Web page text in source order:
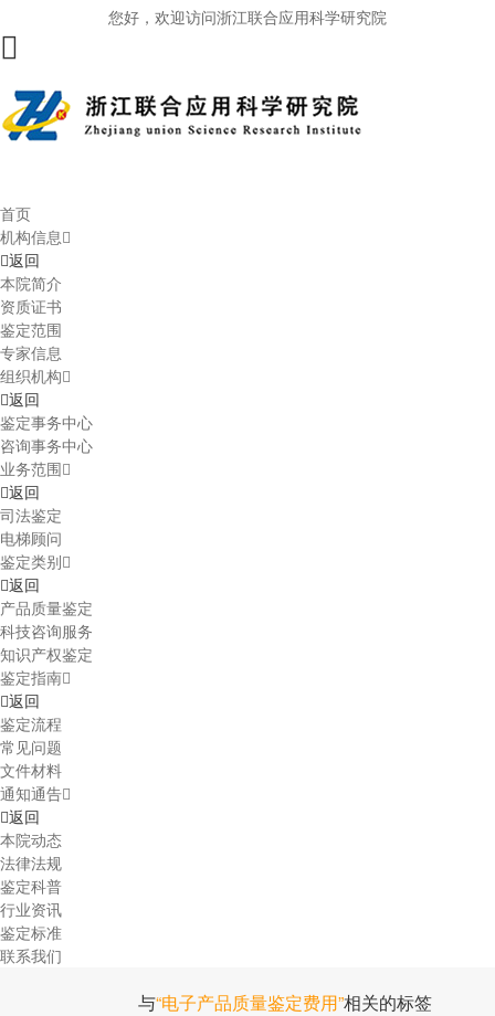
您好，欢迎访问浙江联合应用科学研究院
首页
机构信息
返回
本院简介
资质证书
鉴定范围
专家信息
组织机构
返回
鉴定事务中心
咨询事务中心
业务范围
返回
司法鉴定
电梯顾问
鉴定类别
返回
产品质量鉴定
科技咨询服务
知识产权鉴定
鉴定指南
返回
鉴定流程
常见问题
文件材料
通知通告
返回
本院动态
法律法规
鉴定科普
行业资讯
鉴定标准
联系我们
与“电子产品质量鉴定费用”相关的标签